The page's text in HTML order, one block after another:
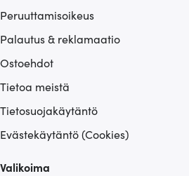
Peruuttamisoikeus
Palautus & reklamaatio
Ostoehdot
Tietoa meistä
Tietosuojakäytäntö
Evästekäytäntö (Cookies)
Valikoima